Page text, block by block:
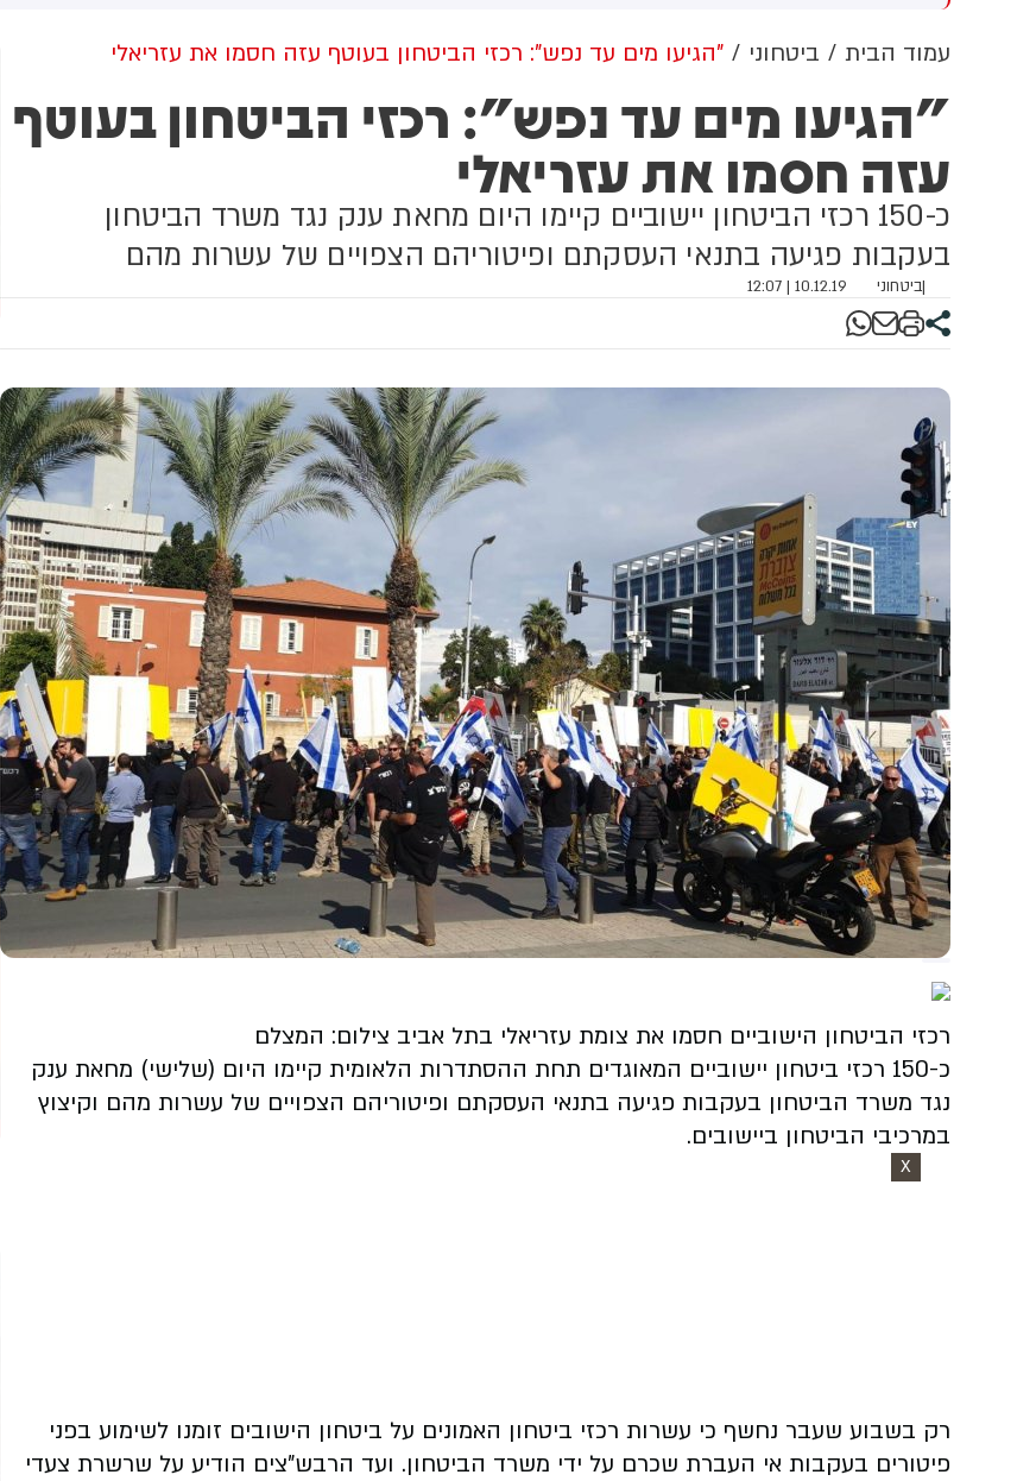
רפואי בזירה
עולה מניתוח חדש של
פוסטים זהים ב-X שותפו
בטענה שיהודים הם שהציתו
במכוון את השריפות בצרפת,
ספרד ונורבגיה בטרה להרוויח
פוליטית או כלכלית מהמצב.
עמוד הבית ביטחוני "הגיעו מים עד נפש": רכזי הביטחון בעוטף עזה חסמו את עזריאלי
"הגיעו מים עד נפש": רכזי הביטחון בעוטף
עזה חסמו את עזריאלי
כ-150 רכזי הביטחון יישוביים קיימו היום מחאת ענק נגד משרד הביטחון
בעקבות פגיעה בתנאי העסקתם ופיטוריהם הצפויים של עשרות מהם
|ביטחוני 10.12.19 | 12:07
רכזי הביטחון הישוביים חסמו את צומת עזריאלי בתל אביב צילום: המצלם
כ-150 רכזי ביטחון יישוביים המאוגדים תחת ההסתדרות הלאומית קיימו היום (שלישי) מחאת ענק
נגד משרד הביטחון בעקבות פגיעה בתנאי העסקתם ופיטוריהם הצפויים של עשרות מהם וקיצוץ
במרכיבי הביטחון ביישובים.
X
רק בשבוע שעבר נחשף כי עשרות רכזי ביטחון האמונים על ביטחון הישובים זומנו לשימוע בפני
פיטורים בעקבות אי העברת שכרם על ידי משרד הביטחון. ועד הרבש"צים הודיע על שרשרת צעדי